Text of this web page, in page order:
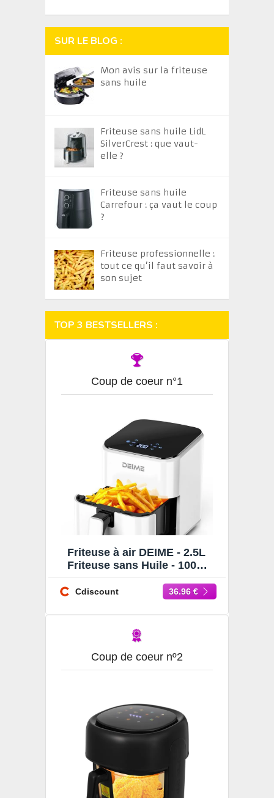
SUR LE BLOG :
Mon avis sur la friteuse
sans huile
Friteuse sans huile LidL
SilverCrest : que vaut-
elle ?
Friteuse sans huile
Carrefour : ça vaut le coup
?
Friteuse professionnelle :
tout ce qu’il faut savoir à
son sujet
TOP 3 BESTSELLERS :
Coup de coeur n°1
Friteuse à air DEIME - 2.5L
Friteuse sans Huile - 1000W
Temps Réglable
Cdiscount 36.96 €
Coup de coeur nº2